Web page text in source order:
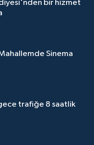
bir hizmet
Sinema
trafiğe 8 saatlik